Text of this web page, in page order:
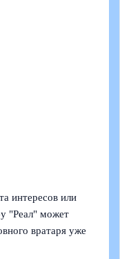
интересов или
"Реал" может
вратаря уже